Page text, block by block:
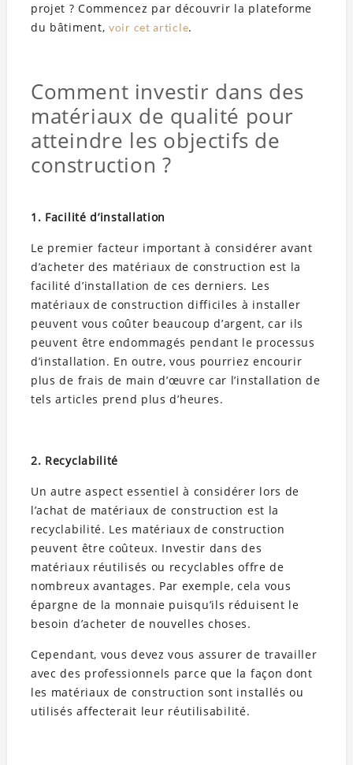
projet ? Commencez par découvrir la plateforme
du bâtiment,voir cet article.
Comment investir dans des
matériaux de qualité pour
atteindre les objectifs de
construction ?
1. Facilité d’installation
Le premier facteur important à considérer avant
d’acheter des matériaux de construction est la
facilité d’installation de ces derniers. Les
matériaux de construction difficiles à installer
peuvent vous coûter beaucoup d’argent, car ils
peuvent être endommagés pendant le processus
d’installation. En outre, vous pourriez encourir
plus de frais de main d’œuvre car l’installation de
tels articles prend plus d’heures.
2. Recyclabilité
Un autre aspect essentiel à considérer lors de
l’achat de matériaux de construction est la
recyclabilité. Les matériaux de construction
peuvent être coûteux. Investir dans des
matériaux réutilisés ou recyclables offre de
nombreux avantages. Par exemple, cela vous
épargne de la monnaie puisqu’ils réduisent le
besoin d’acheter de nouvelles choses.
Cependant, vous devez vous assurer de travailler
avec des professionnels parce que la façon dont
les matériaux de construction sont installés ou
utilisés affecterait leur réutilisabilité.